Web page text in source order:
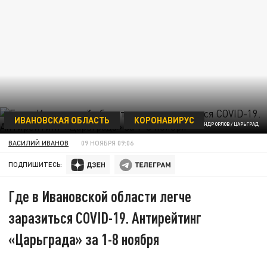
ИНФОГРАФИКА: АЛЕКСАНДР ОРЛОВ / ЦАРЬГРАД
ИВАНОВСКАЯ ОБЛАСТЬ КОРОНАВИРУС
ВАСИЛИЙ ИВАНОВ 09 НОЯБРЯ 09:06
ПОДПИШИТЕСЬ:
Где в Ивановской области легче
заразиться COVID-19. Антирейтинг
«Царьграда» за 1-8 ноября